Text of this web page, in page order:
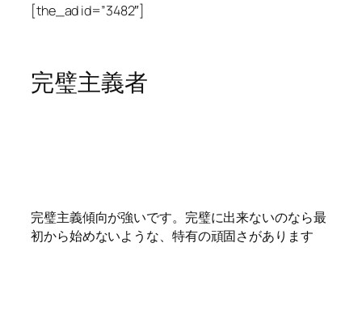
[the_ad id=”3482″]
完璧主義者
完璧主義傾向が強いです。完璧に出来ないのなら最
初から始めないような、特有の頑固さがあります